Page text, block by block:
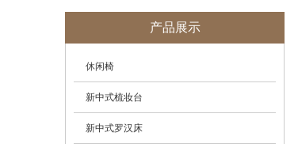
产品展示
休闲椅
新中式梳妆台
新中式罗汉床